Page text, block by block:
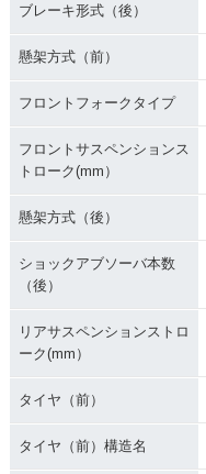
ブレーキ形式（後）
懸架方式（前）
フロントフォークタイプ
フロントサスペンションス
トローク(mm）
懸架方式（後）
ショックアブソーバ本数
（後）
リアサスペンションストロ
ーク(mm）
タイヤ（前）
タイヤ（前）構造名